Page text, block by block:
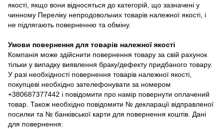
якості, якщо вони відносяться до категорій, що зазначені у
чинному Переліку непродовольчих товарів належної якості, і
не підлягають поверненню та обміну.
Умови повернення для товарів належної якості
Компанія може здійснити повернення товару за свій рахунок
тільки у випадку виявлення браку/дефекту придбаного товару.
У разі необхідності повернення товарів належної якості,
покупцеві необхідно зателефонувати за номером
+380687377442 і повідомити про намір повернути оплачений
товар. Також необхідно повідомити № декларації відправленої
посилки та № банківської карти для повернення коштів. Дані
для повернення: